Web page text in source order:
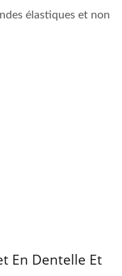
élastiques et non
En Dentelle Et